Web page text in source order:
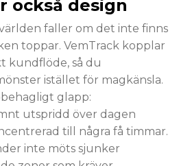
också design
faller om det inte finns
toppar. VemTrack kopplar
kundflöde, så du
istället för magkänsla.
glapp:
utspridd över dagen
till några få timmar.
inte möts sjunker